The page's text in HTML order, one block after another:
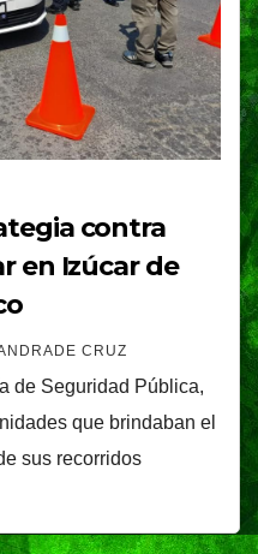
contra
en Izúcar de
CRUZ
de Seguridad Pública,
que brindaban el
sus recorridos